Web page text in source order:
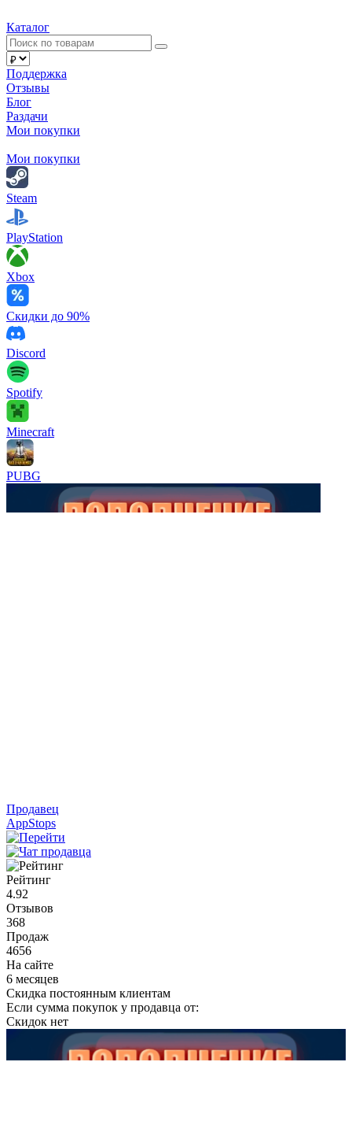
Каталог
Поддержка
Отзывы
Блог
Раздачи
Мои покупки
Мои покупки
Steam
PlayStation
Xbox
Скидки до 90%
Discord
Spotify
Minecraft
PUBG
Продавец
AppStops
Рейтинг
4.92
Отзывов
368
Продаж
4656
На сайте
6 месяцев
Скидка постоянным клиентам
Если сумма покупок у продавца от:
Скидок нет